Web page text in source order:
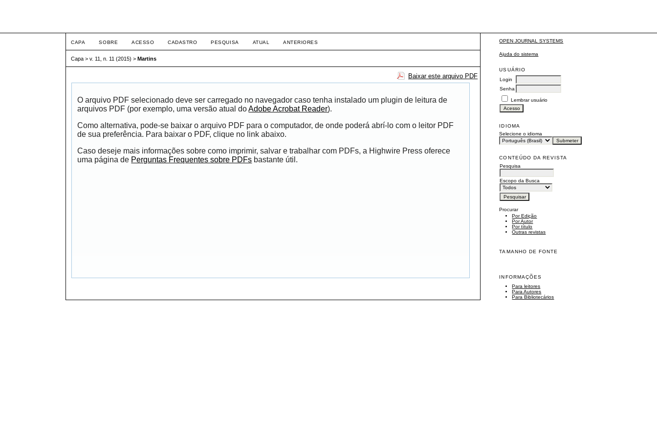
OPEN JOURNAL SYSTEMS
Ajuda do sistema
USUÁRIO
Login
Senha
Lembrar usuário
IDIOMA
Selecione o idioma
CONTEÚDO DA REVISTA
Pesquisa
Escopo da Busca
Procurar
Por Edição
Por Autor
Por título
Outras revistas
TAMANHO DE FONTE
INFORMAÇÕES
Para leitores
Para Autores
Para Bibliotecários
CAPA SOBRE ACESSO CADASTRO PESQUISA ATUAL ANTERIORES
Capa >v. 11, n. 11 (2015) >Martins
Baixar este arquivo PDF
O arquivo PDF selecionado deve ser carregado no navegador caso tenha instalado um plugin de leitura de
arquivos PDF (por exemplo, uma versão atual doAdobe Acrobat Reader).
Como alternativa, pode-se baixar o arquivo PDF para o computador, de onde poderá abrí-lo com o leitor PDF
de sua preferência. Para baixar o PDF, clique no link abaixo.
Caso deseje mais informações sobre como imprimir, salvar e trabalhar com PDFs, a Highwire Press oferece
uma página de Perguntas Frequentes sobre PDFs bastante útil.